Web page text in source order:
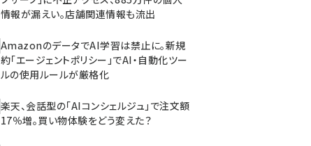
情報が漏えい。店舗関連情報も流出
AmazonのデータでAI学習は禁止に。新規
約「エージェントポリシー」でAI・自動化ツー
ルの使用ルールが厳格化
楽天、会話型の「AIコンシェルジュ」で注文額
17％増。買い物体験をどう変えた？